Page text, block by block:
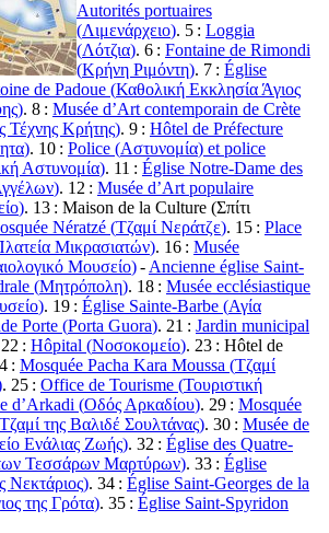
Autorités portuaires
(Λιμενάρχειο). 5 : Loggia
(Λότζια). 6 : Fontaine de Rimondi
(Κρήνη Ριμόντη). 7 : Église
de Padoue (Καθολική Εκκλησία Άγιος
). 8 : Musée d’Art contemporain de Crète
Τέχνης Κρήτης). 9 : Hôtel de Préfecture
). 10 : Police (Αστυνομία) et police
Αστυνομία). 11 : Église Notre-Dame des
). 12 : Musée d’Art populaire
). 13 : Maison de la Culture (Σπίτι
Nératzé (Τζαμί Νεράτζε). 15 : Place
Μικρασιατών). 16 : Musée
Μουσείο)- Ancienne église Saint-
(Μητρόπολη). 18 : Musée ecclésiastique
). 19 : Église Sainte-Barbe (Αγία
Porte (Porta Guora). 21 : Jardin municipal
: Hôpital (Νοσοκομείο). 23 : Hôtel de
: Mosquée Pacha Kara Moussa (Τζαμί
. 25 : Office de Tourisme (Τουριστική
d’Arkadi (Οδός Αρκαδίου). 29 : Mosquée
Τζαμί της Βαλιδέ Σουλτάνας). 30 : Musée de
Ενάλιας Ζωής). 32 : Église des Quatre-
Τεσσάρων Μαρτύρων). 33 : Église
Νεκτάριος). 34 : Église Saint-Georges de la
της Γρότα). 35 : Église Saint-Spyridon